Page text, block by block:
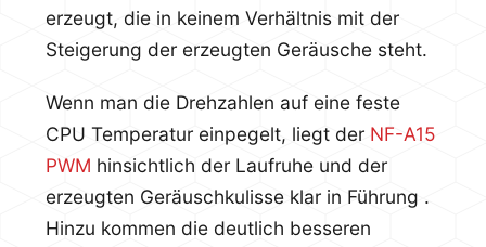
erzeugt, die in keinem Verhältnis mit der
Steigerung der erzeugten Geräusche steht.
Wenn man die Drehzahlen auf eine feste
CPU Temperatur einpegelt, liegt der NF-A15
PWM hinsichtlich der Laufruhe und der
erzeugten Geräuschkulisse klar in Führung .
Hinzu kommen die deutlich besseren